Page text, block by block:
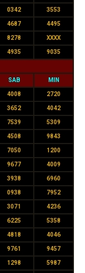
0342 3553
4687 4495
8278 XXXX
4935 9035
SAB MIN
4008 2720
3652 4042
7539 5309
4508 9843
7050 1200
9677 4009
3938 6960
0938 7952
3071 4236
6225 5358
4818 4046
9761 9457
1298 5987